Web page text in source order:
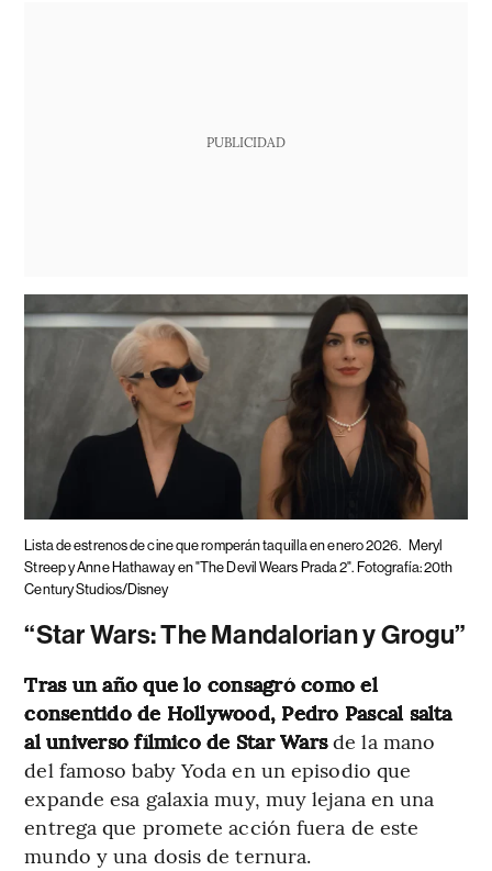
PUBLICIDAD
Lista de estrenos de cine que romperán taquilla en enero 2026. Meryl
Streep y Anne Hathaway en "The Devil Wears Prada 2". Fotografía: 20th
Century Studios/Disney
“Star Wars: The Mandalorian y Grogu”
Tras un año que lo consagró como el
consentido de Hollywood, Pedro Pascal salta
al universo fílmico de Star Warsde la mano
del famoso baby Yoda en un episodio que
expande esa galaxia muy, muy lejana en una
entrega que promete acción fuera de este
mundo y una dosis de ternura.